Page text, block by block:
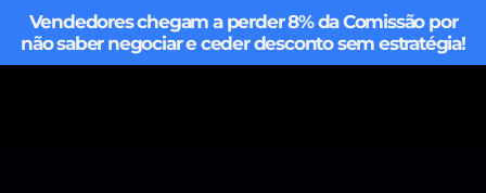
Vendedores chegam a perder 8% da Comissão por
não saber negociar e ceder desconto sem estratégia!